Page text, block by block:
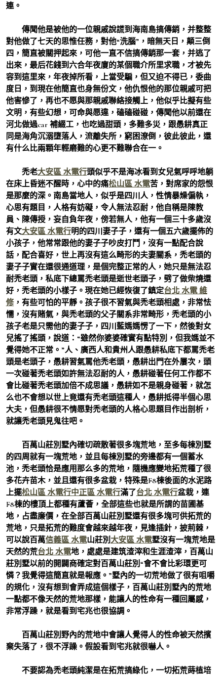
連。
傳聞他是被他的一位親戚說謊到海南島搞傳銷，并整整
對他做了七天的思惟任務，對他“洗腦”，暗無天日，顛三倒
四，簡直被關押起來，可他一直不信搞傳銷那一套，并逃了
出來，最后花錢到六合年夜廈的某個職介所里求職，才被先
容到這里來，年夜掉所看，上當受騙，但又迫不得已，委曲
度日，到現在他簡直也身無份文，他仇恨他的那位親戚可把
他害慘了，再也不愿與那親戚聯絡接觸上，他似乎比擬有些
文明，有些幻想，可命與愿違，磕磕碰碰，傳聞他以前還在
河北做過car 補綴工，也吃過甜頭，多難多災，跟愚耕真正
同是海角沉溺墮落人，流離失所，窮困潦倒，彼此彼此，還
有什么比兩顆年輕磨難的心更不難聯合在一。
禿老大安區 水電行頭似乎不是海冰看到女兒氣呼呼地躺
在床上昏迷不醒時，心中的痛松山區 水電苦，對席家的怨恨
是那麼的深。南島當地人，似乎是四川人，性情暴燥偏執，
心思有題目，人格有妨礙，令人無法忍耐，他自稱是陳教
員、陳傳授，妄自負年夜，傍若無人，他有一個三十多歲沒
有文大安區 水電行明的四川妻子子，還有一個五六歲擺佈的
小孩子，他常常跟他的妻子子吵皮打鬥，沒有一點配合說
話，配合喜好，世上再沒有這么畸形的夫妻關系，禿老頭的
妻子子實在還很通道理，是個完整正常的人，她只是無法忍
耐禿老頭，私底下總罵禿老頭是逝世老頭子，劈了做柴燒還
好，禿老頭的小樣子。現在她已經恢復了鎮定台北 水電 維
修，有些可怕的平靜。孩子很不習氣與禿老頭相處，非常怯
懦，沒有賭氣，與禿老頭的父子關系非常畸形，禿老頭的小
孩子老是只需他的妻子子，四川藍媽媽愣了一下，然後對女
兒搖了搖頭，說道：“雖然你婆婆確實有點特別，但我媽並不
覺得她不正常。”人、廣西人和貴州人跟愚耕私底下都罵禿老
頭是老頭子，愚耕習氣罵他禿老頭，愚耕出門在外屢次，頭
一次碰著禿老頭如許無法忍耐的人，愚耕碰著任何工作都不
會比碰著禿老頭加倍不成思議，愚耕如不是親身碰著，就怎
么也不會想以世上竟還有禿老頭這種人，愚耕抵得半個心思
大夫，但愚耕很不情愿對禿老頭的人格心思題目作出剖析，
就讓禿老頭見鬼往吧。
百萬山莊別墅內確切疏散著很多塊荒地，至多每棟別墅
的四周就有一塊荒地，並且每棟別墅的旁邊都有一個蓄水
池，禿老頭恰是應用那么多的荒地，隨機應變地拓荒種了很
多花卉苗木，並且還有很多盆栽，特殊是F8棟後面的水泥路
上擺松山區 水電行中正區 水電行滿了台北 水電行盆栽，連
F8棟的樓頂上都種有蘆薈，全部這些也就是所謂的苗圃基
地，占盡廉價，在全部百萬山莊別墅還有很多塊可供拓荒的
荒地，只是拓荒的難度會越來越年夜，見逢插針，披荊棘，
可以說百萬信義區 水電山莊別 大安區 水電墅沒有一塊荒地是
天然的荒台北 水電地，處處是建筑渣滓和生涯渣滓，百萬山
莊別墅以前的開闢商確定對百萬山莊別“會不會比彩環更可
憐？我覺得這簡直就是報應。”墅內的一切荒地做了很有咀嚼
的規化，沒有想到會弄成這個樣子，百萬山莊別墅內的荒地
一點都不像天然的荒地那樣，能讓人的性命有一種回屬感，
非常浮躁，就是看到宅兆也很協調。
百萬山莊別野內的荒地中會讓人覺得人的性命被天然擯
棄失落了，很不浮躁。假設看到宅兆就很嚇人。
不要認為禿老頭純潔是在拓荒搞綠化，一切拓荒蒔植培